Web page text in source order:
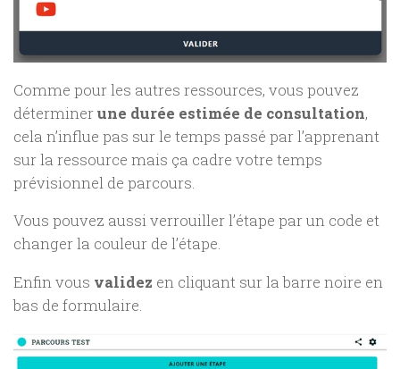
Comme pour les autres ressources, vous pouvez
déterminerune durée estimée de consultation,
cela n’influe pas sur le temps passé par l’apprenant
sur la ressource mais ça cadre votre temps
prévisionnel de parcours.
Vous pouvez aussi verrouiller l’étape par un code et
changer la couleur de l’étape.
Enfin vous validez en cliquant sur la barre noire en
bas de formulaire.